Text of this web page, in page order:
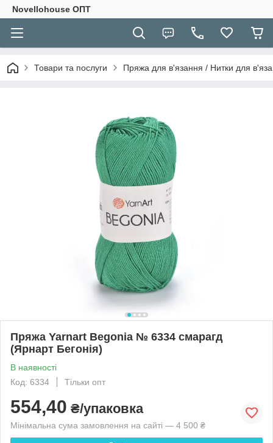
Novellohouse ОПТ
Товари та послуги Пряжа для в'язання / Нитки для
Пряжа Yarnart Begonia № 6334 смарагд
(Ярнарт Бегонія)
В наявності
Код: 6334
Тільки опт
554,40 ₴/упаковка
Мінімальна сума замовлення на сайті — 4 500 ₴